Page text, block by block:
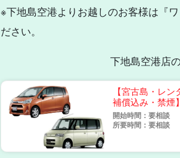
※下地島空港よりお越しのお客様は『
ださい。
下地島空港店
【宮古島・レ
補償込み・禁煙
開始時間：要相談
所要時間：要相談